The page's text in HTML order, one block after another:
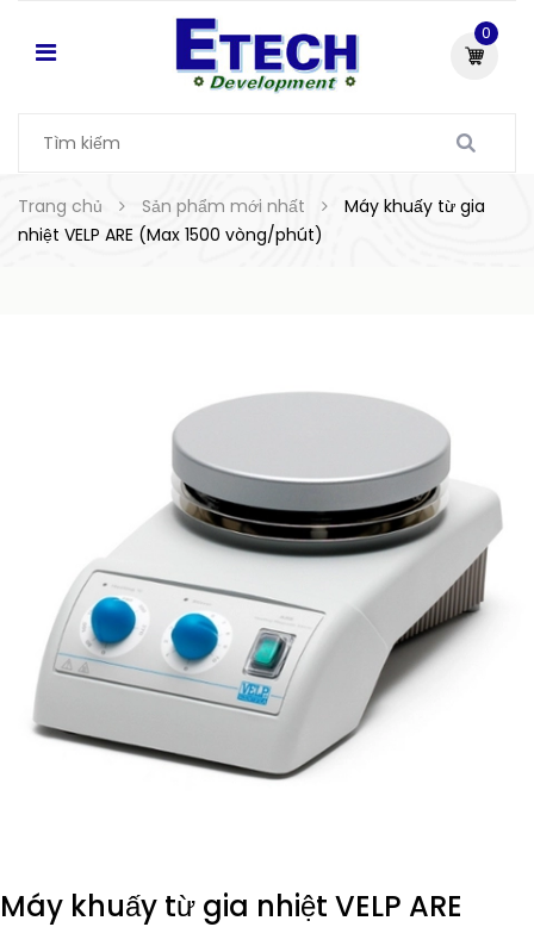
0
Trang chủ Sản phẩm mới nhất
Máy khuấy từ gia
nhiệt VELP ARE (Max 1500 vòng/phút)
Máy khuấy từ gia nhiệt VELP ARE